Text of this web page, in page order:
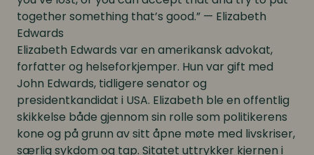
together something that’s good.” — Elizabeth
Edwards
Elizabeth Edwards var en amerikansk advokat,
forfatter og helseforkjemper. Hun var gift med
John Edwards, tidligere senator og
presidentkandidat i USA. Elizabeth ble en offentlig
skikkelse både gjennom sin rolle som politikerens
kone og på grunn av sitt åpne møte med livskriser,
særlig sykdom og tap. Sitatet uttrykker kjernen i